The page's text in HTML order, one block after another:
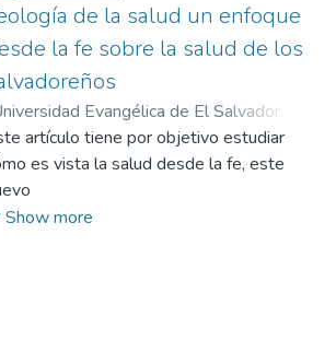
de la salud un enfoque
la fe sobre la salud de los
Evangélica de El Salvador,
01)Hernández Campos, José
artículo tiene por objetivo estudiar
es vista la salud desde la fe, este
de estudio se llama teología de la
Show more